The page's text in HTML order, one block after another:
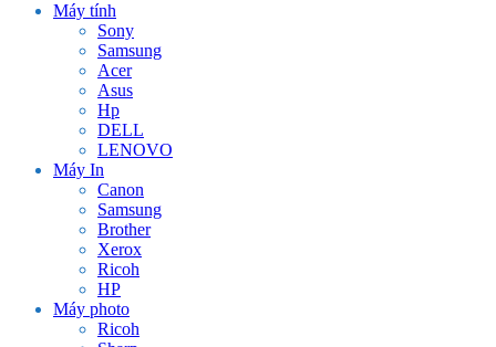
Máy tính
Sony
Samsung
Acer
Asus
Hp
DELL
LENOVO
Máy In
Canon
Samsung
Brother
Xerox
Ricoh
HP
Máy photo
Ricoh